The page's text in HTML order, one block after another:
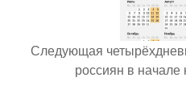
Следующая
россиян в начале